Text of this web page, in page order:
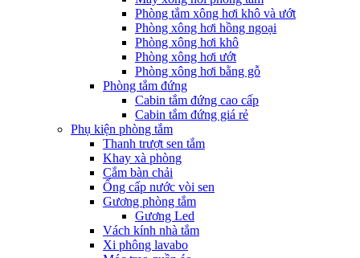
Phòng tắm xông hơi khô và ướt
Phòng xông hơi hồng ngoại
Phòng xông hơi khô
Phòng xông hơi ướt
Phòng xông hơi bằng gỗ
Phòng tắm đứng
Cabin tắm đứng cao cấp
Cabin tắm đứng giá rẻ
Phụ kiện phòng tắm
Thanh trượt sen tắm
Khay xà phòng
Cắm bàn chải
Ống cấp nước vòi sen
Gương phòng tắm
Gương Led
Vách kính nhà tắm
Xi phông lavabo